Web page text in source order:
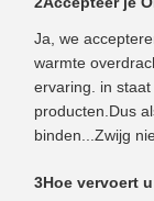
Ja, we
warmte
ervaring. in
producten.Dus
binden...Zwijg
3Hoe vervoert